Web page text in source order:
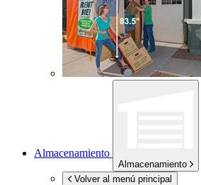
Almacenamiento
Almacenamiento
Volver al menú principal